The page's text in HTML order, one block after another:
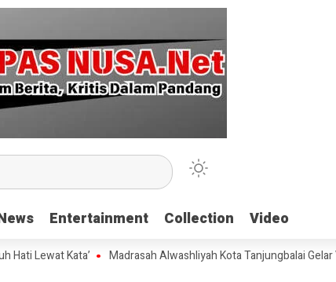
Entertainment Collection Video
Entertainment Collection Video
Kata’ Madrasah Alwashliyah Kota Tanjungbalai Gelar Validasi